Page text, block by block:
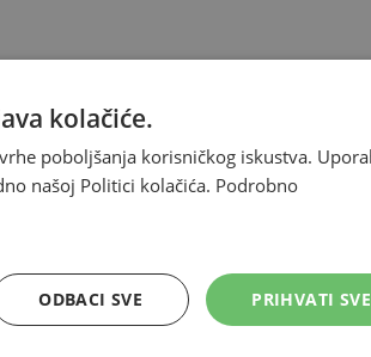
igram puno protiv takvih igrača'
6-4, 6-3, 1-6, 6-4 u drugom kolu
kolačiće.
poboljšanja korisničkog iskustva.
našoj Politici kolačića. Podrobno
PRIHVATI SVE
ODBACI SVE